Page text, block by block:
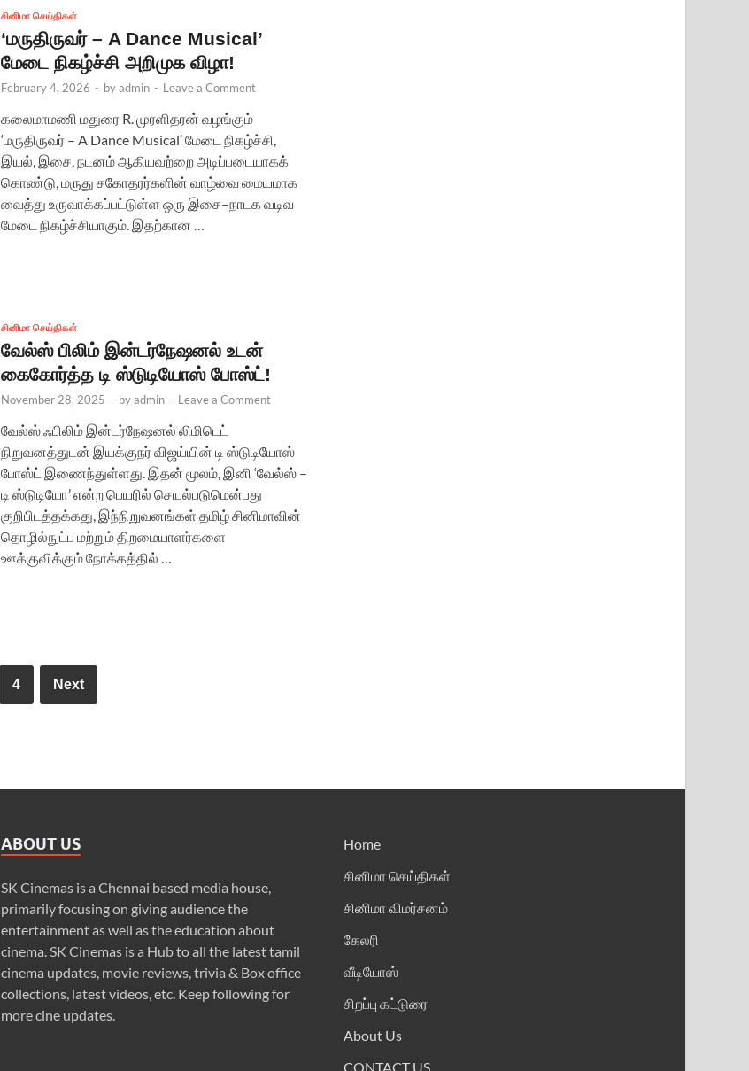
சினிமா செய்திகள்
‘மருதிருவர் – A Dance Musical’
மேடை நிகழ்ச்சி அறிமுக விழா!
February 4, 2026 - byadmin - Leave a Comment
கலைமாமணி மதுரை R. முரளிதரன் வழங்கும்
‘மருதிருவர் – A Dance Musical’ மேடை நிகழ்ச்சி,
இயல், இசை, நடனம் ஆகியவற்றை அடிப்படையாகக்
கொண்டு, மருது சகோதரர்களின் வாழ்வை மையமாக
வைத்து உருவாக்கப்பட்டுள்ள ஒரு இசை–நாடக வடிவ
மேடை நிகழ்ச்சியாகும். இதற்கான …
சினிமா செய்திகள்
வேல்ஸ் பிலிம் இன்டர்நேஷனல் உடன்
கைகோர்த்த டி ஸ்டுடியோஸ் போஸ்ட்!
November 28, 2025 - byadmin - Leave a Comment
வேல்ஸ் ஃபிலிம் இன்டர்நேஷனல் லிமிடெட்
நிறுவனத்துடன் இயக்குநர் விஜய்யின் டி ஸ்டுடியோஸ்
போஸ்ட் இணைந்துள்ளது. இதன் மூலம், இனி ‘வேல்ஸ் –
டி ஸ்டுடியோ’ என்ற பெயரில் செயல்படுமென்பது
குறிபிடத்தக்கது, இந்நிறுவனங்கள் தமிழ் சினிமாவின்
தொழில்நுட்ப மற்றும் திறமையாளர்களை
ஊக்குவிக்கும் நோக்கத்தில் …
4 Next
ABOUT US
SK Cinemas is a Chennai based media house,
primarily focusing on giving audience the
entertainment as well as the education about
cinema. SK Cinemas is a Hub to all the latest tamil
cinema updates, movie reviews, trivia & Box office
collections, latest videos, etc. Keep following for
more cine updates.
Home
சினிமா செய்திகள்
சினிமா விமர்சனம்
கேலரி
வீடியோஸ்
சிறப்பு கட்டுரை
About Us
CONTACT US